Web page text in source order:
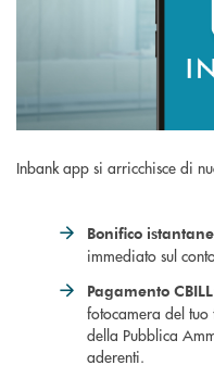
Inbank app si arricchisce di
Bonifico
immediato sul
Pagamento CBILL
fotocamera del
della Pubblica
aderenti.